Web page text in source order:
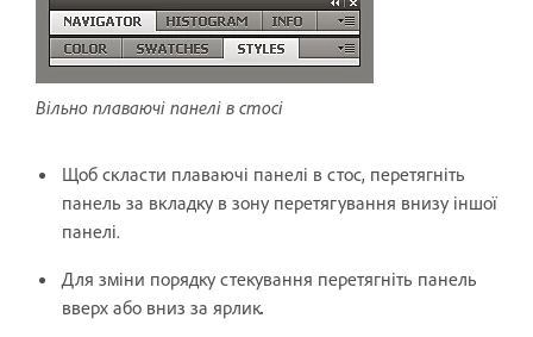
Вільно плаваючі панелі в стосі
Щоб скласти плаваючі панелі в стос, перетягніть
панель за вкладку в зону перетягування внизу іншої
панелі.
Для зміни порядку стекування перетягніть панель
вверх або вниз за ярлик.